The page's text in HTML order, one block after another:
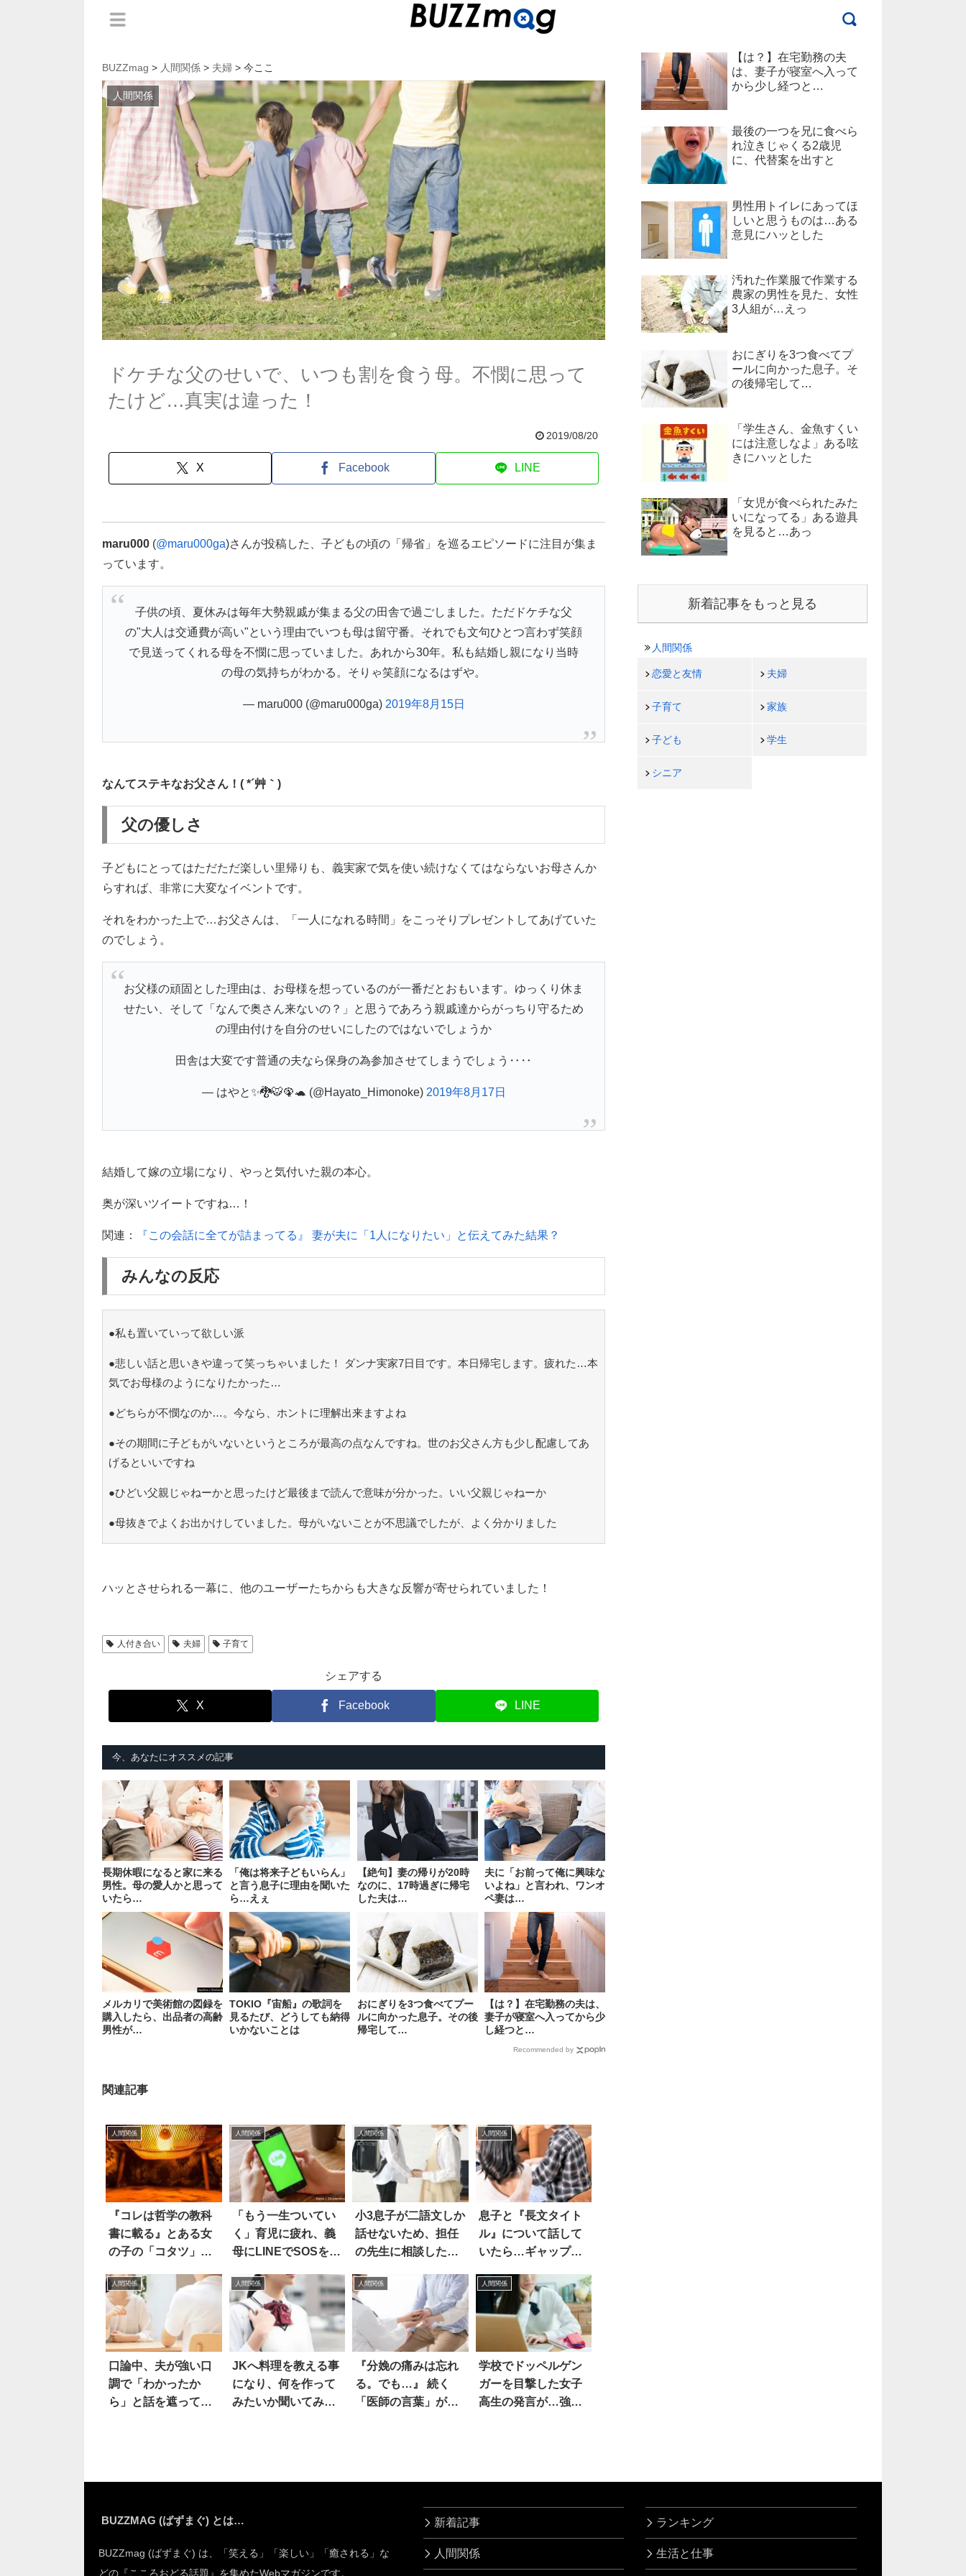
BUZZmag > 人間関係 > 夫婦 > 今ここ
人間関係
ドケチな父のせいで、いつも割を食う母。不憫に思って
たけど…真実は違った！
2019/08/20
X Facebook LINE
maru000 (@maru000ga)さんが投稿した、子どもの頃の「帰省」を巡るエピソードに注目が集ま
っています。
子供の頃、夏休みは毎年大勢親戚が集まる父の田舎で過ごしました。ただドケチな父
の"大人は交通費が高い"という理由でいつも母は留守番。それでも文句ひとつ言わず笑顔
で見送ってくれる母を不憫に思っていました。あれから30年。私も結婚し親になり当時
の母の気持ちがわかる。そりゃ笑顔になるはずや。
— maru000 (@maru000ga) 2019年8月15日
なんてステキなお父さん！( *´艸｀)
父の優しさ
子どもにとってはただただ楽しい里帰りも、義実家で気を使い続けなくてはならないお母さんか
らすれば、非常に大変なイベントです。
それをわかった上で…お父さんは、「一人になれる時間」をこっそりプレゼントしてあげていた
のでしょう。
お父様の頑固とした理由は、お母様を想っているのが一番だとおもいます。ゆっくり休ま
せたい、そして「なんで奥さん来ないの？」と思うであろう親戚達からがっちり守るため
の理由付けを自分のせいにしたのではないでしょうか
田舎は大変です普通の夫なら保身の為参加させてしまうでしょう‥‥
— はやと✨🐉🐯🦚🐢 (@Hayato_Himonoke) 2019年8月17日
結婚して嫁の立場になり、やっと気付いた親の本心。
奥が深いツイートですね…！
関連： 『この会話に全てが詰まってる』 妻が夫に「1人になりたい」と伝えてみた結果？
みんなの反応
●私も置いていって欲しい派
●悲しい話と思いきや違って笑っちゃいました！ ダンナ実家7日目です。本日帰宅します。疲れた…本
気でお母様のようになりたかった…
●どちらが不憫なのか…。今なら、ホントに理解出来ますよね
●その期間に子どもがいないというところが最高の点なんですね。世のお父さん方も少し配慮してあ
げるといいですね
●ひどい父親じゃねーかと思ったけど最後まで読んで意味が分かった。いい父親じゃねーか
●母抜きでよくお出かけしていました。母がいないことが不思議でしたが、よく分かりました
ハッとさせられる一幕に、他のユーザーたちからも大きな反響が寄せられていました！
人付き合い 夫婦 子育て
シェアする
X Facebook LINE
今、あなたにオススメの記事
長期休暇になると家に来る
男性。母の愛人かと思って
いたら…
「俺は将来子どもいらん」
と言う息子に理由を聞いた
ら…えぇ
【絶句】妻の帰りが20時
なのに、17時過ぎに帰宅
した夫は…
夫に「お前って俺に興味な
いよね」と言われ、ワンオ
ペ妻は…
メルカリで美術館の図録を
購入したら、出品者の高齢
男性が…
TOKIO『宙船』の歌詞を
見るたび、どうしても納得
いかないことは
おにぎりを3つ食べてプー
ルに向かった息子。その後
帰宅して…
【は？】在宅勤務の夫は、
妻子が寝室へ入ってから少
し経つと…
Recommended by
関連記事
人間関係
『コレは哲学の教科
書に載る』とある女
の子の「コタツ」を
ゃ深イイ
人間関係
「もう一生ついてい
く」育児に疲れ、義
母にLINEでSOSを出
人間関係
小3息子が二語文しか
話せないため、担任
の先生に相談した
人間関係
息子と『長文タイト
ル』について話して
いたら…ギャップを
人間関係
口論中、夫が強い口
調で「わかったか
ら」と話を遮ってき
人間関係
JKへ料理を教える事
になり、何を作って
みたいか聞いてみた
人間関係
『分娩の痛みは忘れ
る。でも…』 続く
「医師の言葉」が、
人間関係
学校でドッペルゲン
ガーを目撃した女子
高生の発言が…強す
【は？】在宅勤務の夫
は、妻子が寝室へ入って
から少し経つと…
最後の一つを兄に食べら
れ泣きじゃくる2歳児
に、代替案を出すと
男性用トイレにあってほ
しいと思うものは…ある
意見にハッとした
汚れた作業服で作業する
農家の男性を見た、女性
3人組が…えっ
おにぎりを3つ食べてプ
ールに向かった息子。そ
の後帰宅して…
「学生さん、金魚すくい
には注意しなよ」ある呟
きにハッとした
「女児が食べられたみた
いになってる」ある遊具
を見ると…あっ
新着記事をもっと見る
人間関係
恋愛と友情 夫婦
子育て 家族
子ども 学生
シニア
BUZZMAG (ばずまぐ) とは…
BUZZmag (ばずまぐ) は、「笑える」「楽しい」「癒される」な
どの『こころおどる話題』を集めたWebマガジンです。
新着記事
人間関係
ランキング
生活と仕事